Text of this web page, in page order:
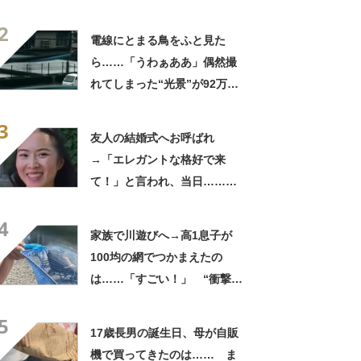
電線にとまる鳥をふと見た
ら……「うわぁああ」偶然撮
れてしまった“光景”が92万再
友人の結婚式へお呼ばれ
→「エレガントな格好で来
て！」と言われ、当日……ま
家族で川遊びへ→高1息子が
100均の網でつかまえたの
は……「すごい！」 “衝撃の
17歳長男の誕生日、母が自販
機で買ってきたのは…… ま